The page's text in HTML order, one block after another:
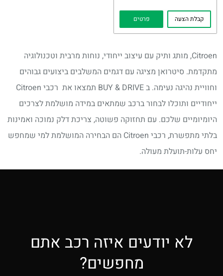
קבלת הצעה פרטים
Citroen, מותג ותיק עם עיצוב ייחודי, נוחות מרבית וטכנולוגיה
מתקדמת. סיטרואן מציגה עם דגמים המשלבים ביצועים גבוהים
וחוויית נהיגה נעימה. ב BUY & DRIVE תמצאו את רכבי Citroen
ייחודיים ותוכלו לבחור ברכב שמתאים במידה מושלמת לצרכים
היומיומיים שלכם. עם תחזוקה פשוטה, צריכת דלק נמוכה ואמינות
בלתי מתפשרת, רכבי Citroen הם הבחירה המושלמת למי שמחפש
יחס עלות-תועלת מעולה.
לא יודעים איזה רכב אתם
מחפשים?